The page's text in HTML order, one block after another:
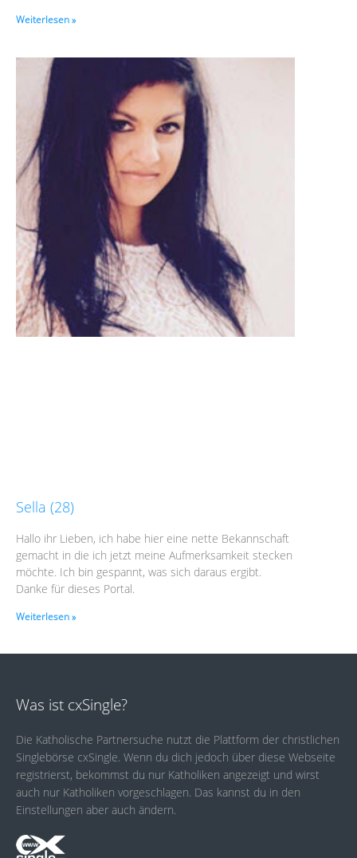
Weiterlesen »
Sella (28)
Hallo ihr Lieben, ich habe hier eine nette Bekannschaft
gemacht in die ich jetzt meine Aufmerksamkeit stecken
möchte. Ich bin gespannt, was sich daraus ergibt.
Danke für dieses Portal.
Weiterlesen »
Was ist cxSingle?
Die Katholische Partnersuche nutzt die Plattform der christlichen
Singlebörse cxSingle. Wenn du dich jedoch über diese Webseite
registrierst, bekommst du nur Katholiken angezeigt und wirst
auch nur Katholiken vorgeschlagen. Das kannst du in den
Einstellungen aber auch ändern.